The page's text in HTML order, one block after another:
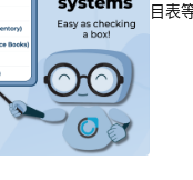
目表